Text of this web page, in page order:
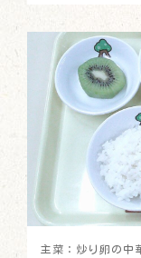
主菜：炒り卵の中